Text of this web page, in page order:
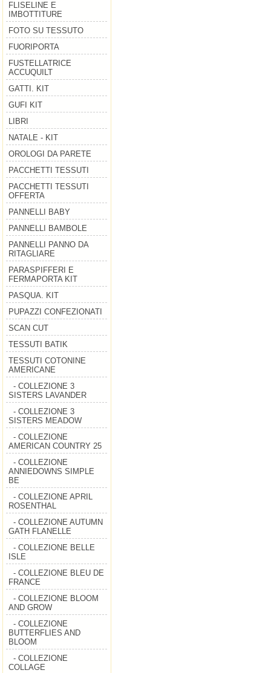
FLISELINE E
IMBOTTITURE
FOTO SU TESSUTO
FUORIPORTA
FUSTELLATRICE
ACCUQUILT
GATTI. KIT
GUFI KIT
LIBRI
NATALE - KIT
OROLOGI DA PARETE
PACCHETTI TESSUTI
PACCHETTI TESSUTI
OFFERTA
PANNELLI BABY
PANNELLI BAMBOLE
PANNELLI PANNO DA
RITAGLIARE
PARASPIFFERI E
FERMAPORTA KIT
PASQUA. KIT
PUPAZZI CONFEZIONATI
SCAN CUT
TESSUTI BATIK
TESSUTI COTONINE
AMERICANE
- COLLEZIONE 3
SISTERS LAVANDER
- COLLEZIONE 3
SISTERS MEADOW
- COLLEZIONE
AMERICAN COUNTRY 25
- COLLEZIONE
ANNIEDOWNS SIMPLE
BE
- COLLEZIONE APRIL
ROSENTHAL
- COLLEZIONE AUTUMN
GATH FLANELLE
- COLLEZIONE BELLE
ISLE
- COLLEZIONE BLEU DE
FRANCE
- COLLEZIONE BLOOM
AND GROW
- COLLEZIONE
BUTTERFLIES AND
BLOOM
- COLLEZIONE
COLLAGE